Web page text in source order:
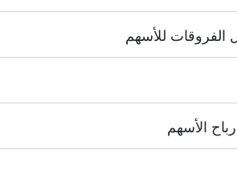
(هونغ كونغ),TSE(اليابان).